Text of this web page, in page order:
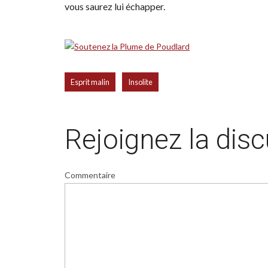
vous saurez lui échapper.
Esprit malin Insolite
Rejoignez la
Commentaire